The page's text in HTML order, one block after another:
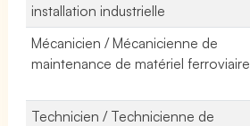
installation industrielle
Mécanicien / Mécanicienne de
maintenance de matériel ferroviaire
Technicien / Technicienne de